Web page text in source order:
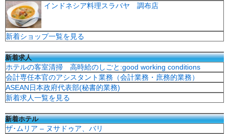
インドネシア料理スラバヤ 調布店
新着ショップ一覧を見る
新着求人
ホテルの客室清掃 高時給のしごと:good working conditions
会計専任本官のアシスタント業務（会計業務・庶務的業務）
ASEAN日本政府代表部(秘書的業務)
新着求人一覧を見る
新着ホテル
ザ･ムリア – ヌサドゥア、バリ